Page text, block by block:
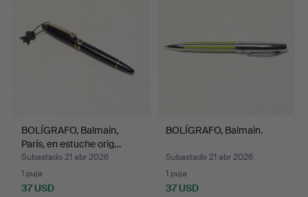
BOLÍGRAFO, Balmain,
París, en estuche orig…
Subastado 21 abr 2026
1 puja
37 USD
BOLÍGRAFO, Balmain.
Subastado 21 abr 2026
1 puja
37 USD